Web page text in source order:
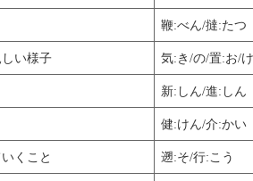
鞭:べん/撻:たつ
い様子 気:き/の/置:お/
新:しん/進:しん
健:けん/介:かい
くこと 遡:そ/行:こう